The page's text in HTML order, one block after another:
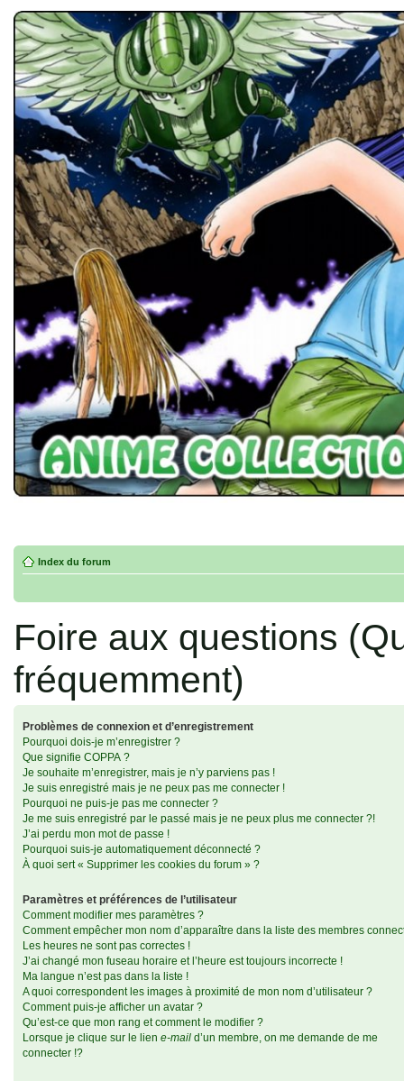
Index du forum
Foire aux questions
fréquemment)
Problèmes de connexion et d’enregistrement
Pourquoi dois-je m’enregistrer ?
Que signifie COPPA ?
Je souhaite m’enregistrer, mais je n’y parviens pas !
Je suis enregistré mais je ne peux pas me connecter !
Pourquoi ne puis-je pas me connecter ?
Je me suis enregistré par le passé mais je ne peux plus me connecter ?!
J’ai perdu mon mot de passe !
Pourquoi suis-je automatiquement déconnecté ?
À quoi sert « Supprimer les cookies du forum » ?
Paramètres et préférences de l’utilisateur
Comment modifier mes paramètres ?
Comment empêcher mon nom d’apparaître dans la liste des membres
Les heures ne sont pas correctes !
J’ai changé mon fuseau horaire et l’heure est toujours incorrecte !
Ma langue n’est pas dans la liste !
A quoi correspondent les images à proximité de mon nom d’utilisateur ?
Comment puis-je afficher un avatar ?
Qu’est-ce que mon rang et comment le modifier ?
Lorsque je clique sur le lien e-mail d’un membre, on me demande de me
connecter !?